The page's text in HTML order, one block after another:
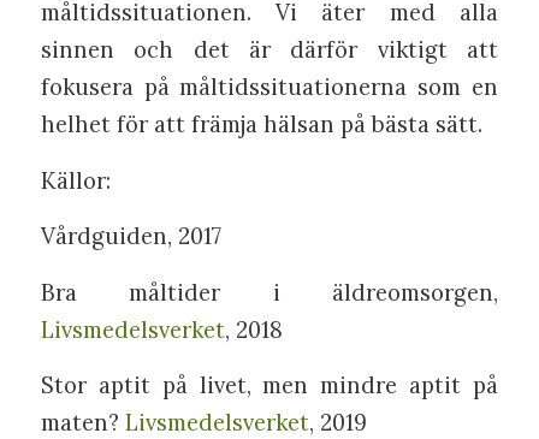
måltidssituationen. Vi äter med alla
sinnen och det är därför viktigt att
fokusera på måltidssituationerna som en
helhet för att främja hälsan på bästa sätt.
Källor:
Vårdguiden, 2017
Bra måltider i äldreomsorgen,
Livsmedelsverket, 2018
Stor aptit på livet, men mindre aptit på
maten? Livsmedelsverket, 2019